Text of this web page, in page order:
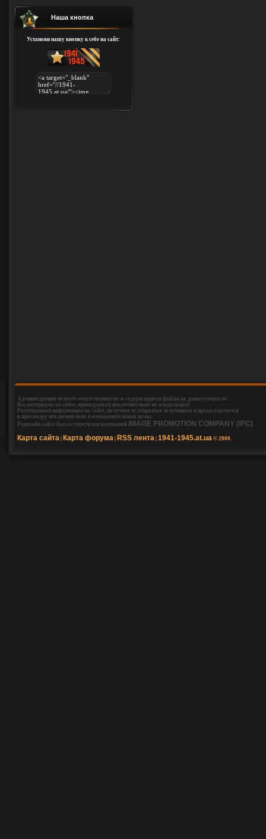
Наша кнопка
Установи нашу кнопку к себе на сайт:
Администрация не несёт ответственности за содержащиеся файлы на данном портале.
Все материалы на сайте, принадлежат, исключительно их владельцам!
Размещенная информация на сайте, получена из открытых источников и предоставляется
к просмотру исключительно в ознакомительных целях.
Редизайн сайта был осуществлен компанией
IMAGE PROMOTION COMPANY (IPC)
Карта сайта Карта форума RSS лента 1941-1945.at.ua © 2008.